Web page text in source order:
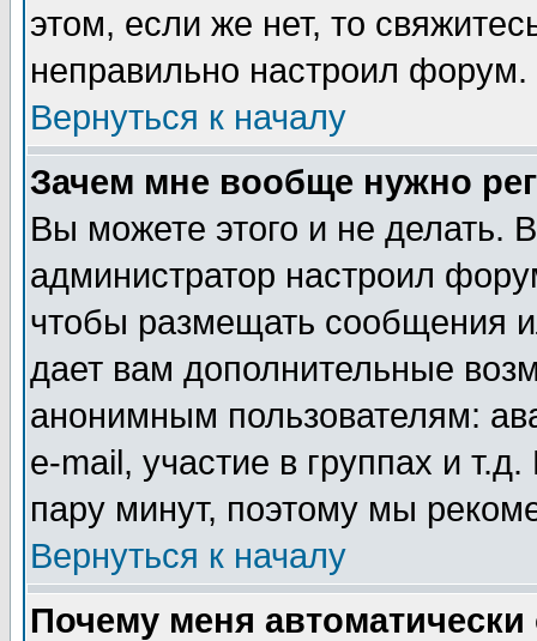
этом, если же нет, то
неправильно настроил форум.
Вернуться к началу
Зачем мне вообще нужно
Вы можете этого и не делать.
администратор настроил
чтобы размещать сообщения
дает вам дополнительные
анонимным пользователям:
e-mail, участие в группах и
пару минут, поэтому мы
Вернуться к началу
Почему меня автоматически